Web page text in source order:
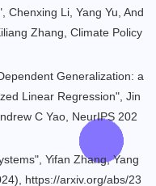
Chenxing Li, Yang Yu, And
Zhang, Climate Policy
Generalization: a
Linear Regression", Jin
C Yao, NeurIPS 202
Yifan Zhang, Yang
https://arxiv.org/abs/23